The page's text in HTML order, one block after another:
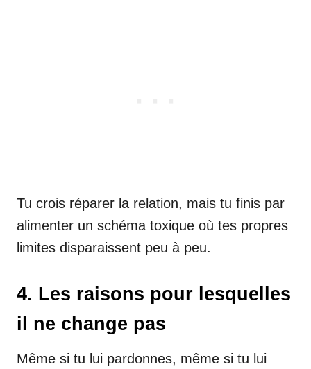
Tu crois réparer la relation, mais tu finis par
alimenter un schéma toxique où tes propres
limites disparaissent peu à peu.
4. Les raisons pour lesquelles
il ne change pas
Même si tu lui pardonnes, même si tu lui